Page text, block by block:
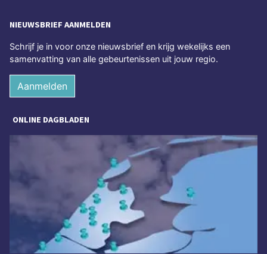
NIEUWSBRIEF AANMELDEN
Schrijf je in voor onze nieuwsbrief en krijg wekelijks een
samenvatting van alle gebeurtenissen uit jouw regio.
Aanmelden
ONLINE DAGBLADEN